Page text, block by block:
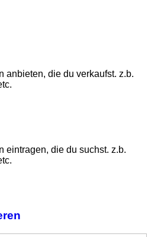
anbieten, die du verkaufst. z.b.
eintragen, die du suchst. z.b.